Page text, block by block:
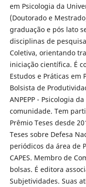
em Psicologia da
(Doutorado e
graduação e pós lato
disciplinas de
Coletiva, orientando
iniciação científica. É
Estudos e Práticas em
Bolsista de
ANPEPP - Psicologia
comunidade. Tem
Prêmio Teses desde
Teses sobre Defesa
periódicos da área de
CAPES. Membro de
bolsas. É editora
Subjetividades. Suas